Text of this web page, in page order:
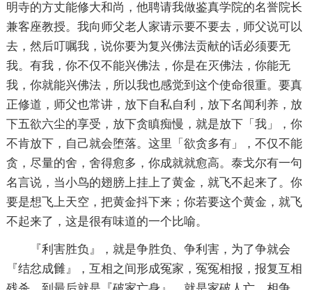
明寺的方丈能修大和尚，他聘请我做鉴真学院的名誉院长
兼客座教授。我向师父老人家请示要不要去，师父说可以
去，然后叮嘱我，说你要为复兴佛法贡献的话必须要无
我。有我，你不仅不能兴佛法，你是在灭佛法，你能无
我，你就能兴佛法，所以我也感觉到这个使命很重。要真
正修道，师父也常讲，放下自私自利，放下名闻利养，放
下五欲六尘的享受，放下贪瞋痴慢，就是放下「我」，你
不肯放下，自己就会堕落。这里「欲贪多有」，不仅不能
贪，尽量的舍，舍得愈多，你成就就愈高。泰戈尔有一句
名言说，当小鸟的翅膀上挂上了黄金，就飞不起来了。你
要是想飞上天空，把黄金抖下来；你若要这个黄金，就飞
不起来了，这是很有味道的一个比喻。
『利害胜负』，就是争胜负、争利害，为了争就会
『结忿成雠』，互相之间形成冤家，冤冤相报，报复互相